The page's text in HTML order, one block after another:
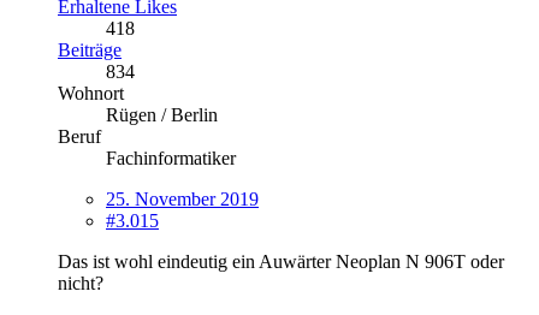
Erhaltene Likes
418
Beiträge
834
Wohnort
Rügen / Berlin
Beruf
Fachinformatiker
25. November 2019
#3.015
Das ist wohl eindeutig ein Auwärter Neoplan N 906T oder
nicht?